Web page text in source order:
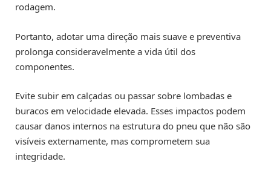
rodagem.
Portanto, adotar uma direção mais suave e preventiva
prolonga consideravelmente a vida útil dos
componentes.
Evite subir em calçadas ou passar sobre lombadas e
buracos em velocidade elevada. Esses impactos podem
causar danos internos na estrutura do pneu que não são
visíveis externamente, mas comprometem sua
integridade.